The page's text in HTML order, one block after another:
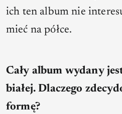
ich ten album nie
mieć na półce.
Cały album wydany
białej. Dlaczego
formę?